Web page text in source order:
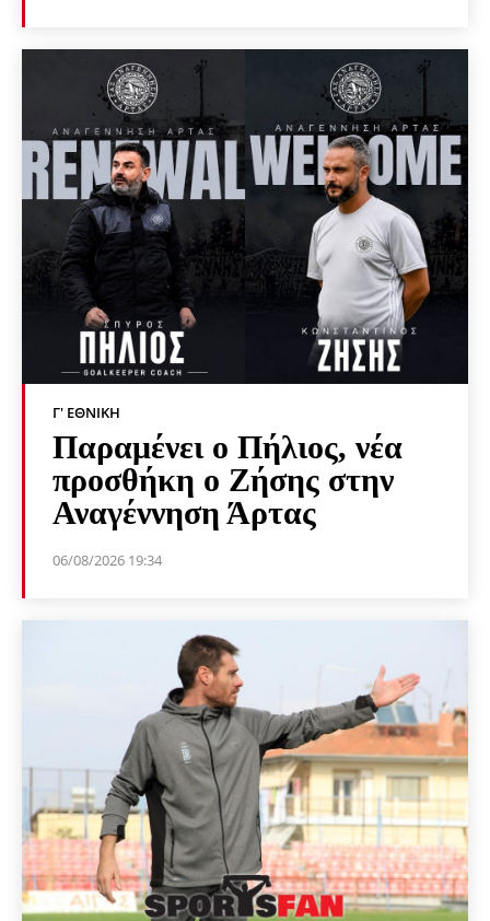
Γ' ΕΘΝΙΚΉ
Παραμένει ο Πήλιος, νέα
προσθήκη ο Ζήσης στην
Αναγέννηση Άρτας
06/08/2026 19:34